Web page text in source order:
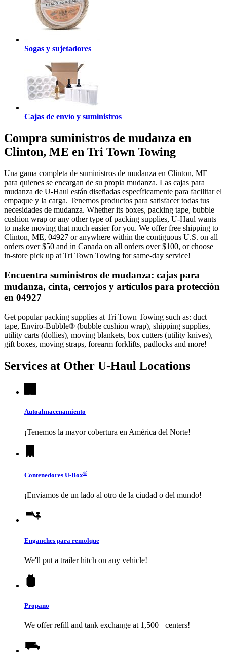
Sogas y sujetadores
Cajas de envío y suministros
Compra suministros de mudanza en
Clinton, ME en Tri Town Towing
Una gama completa de suministros de mudanza en Clinton, ME
para quienes se encargan de su propia mudanza. Las cajas para
mudanza de U-Haul están diseñadas específicamente para facilitar el
empaque y la carga. Tenemos productos para satisfacer todas tus
necesidades de mudanza. Whether its boxes, packing tape, bubble
cushion wrap or any other type of packing supplies, U-Haul wants
to make moving that much easier for you. We offer free shipping to
Clinton, ME, 04927 or anywhere within the contiguous U.S. on all
orders over $50 and in Canada on all orders over $100, or choose
in-store pick up at Tri Town Towing for same-day service!
Encuentra suministros de mudanza: cajas para
mudanza, cinta, cerrojos y artículos para protección
en 04927
Get popular packing supplies at Tri Town Towing such as: duct
tape, Enviro-Bubble® (bubble cushion wrap), shipping supplies,
utility carts (dollies), moving blankets, box cutters (utility knives),
gift boxes, moving straps, forearm forklifts, padlocks and more!
Services at Other U-Haul Locations
Autoalmacenamiento
¡Tenemos la mayor cobertura en América del Norte!
Contenedores U-Box®
¡Enviamos de un lado al otro de la ciudad o del mundo!
Enganches para remolque
We'll put a trailer hitch on any vehicle!
Propano
We offer refill and tank exchange at 1,500+ centers!